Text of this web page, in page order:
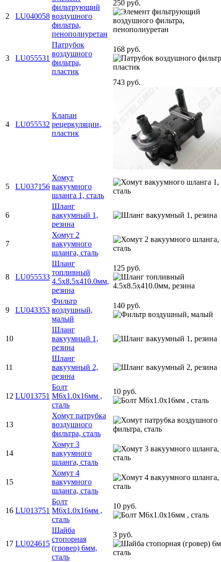
2 LU040058
фильтрующий
воздушного
фильтра,
пенополиуретан
250 руб.
3 LU055531
Патрубок
воздушного
фильтра,
пластик
168 руб.
4 LU055532
Клапан
рецеркуляции,
пластик
743 руб.
5 LU037156
Хомут
вакуумного
шланга 1, сталь
6
Шланг
вакуумный 1,
резина
7
Хомут 2
вакуумного
шланга, сталь
8 LU055533
Шланг
топливный
4.5x8.5x410.0мм,
резина
125 руб.
9 LU043353
Фильтр
воздушный,
малый
140 руб.
10
Шланг
вакуумный 1,
резина
11
Шланг
вакуумный 2,
резина
12 LU013751
Болт
M6х1.0х16мм ,
сталь
10 руб.
13
Хомут патрубка
воздушного
фильтра, сталь
14
Хомут 3
вакуумного
шланга, сталь
15
Хомут 4
вакуумного
шланга, сталь
16 LU013751
Болт
M6х1.0х16мм ,
сталь
10 руб.
17 LU024615
Шайба
стопорная
(гровер) 6мм,
сталь
3 руб.